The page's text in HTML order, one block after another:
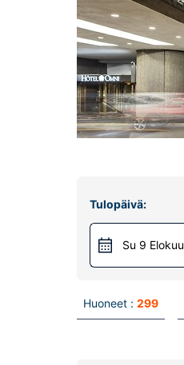
Tulopäivä:
Su 9 Elokuu
Huoneet : 299